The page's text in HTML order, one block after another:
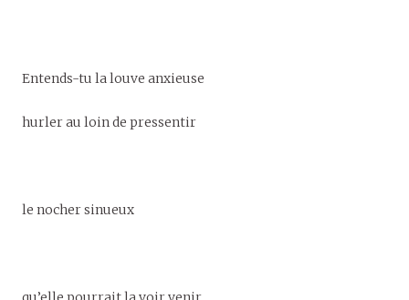
Entends-tu la louve anxieuse
hurler au loin de pressentir
le nocher sinueux